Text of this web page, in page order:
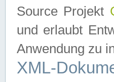
Source Projekt
und erlaubt
Anwendung zu
XML-